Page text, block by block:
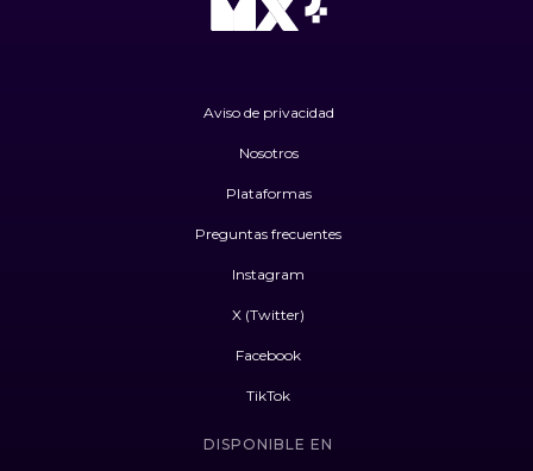
Aviso de privacidad
Nosotros
Plataformas
Preguntas frecuentes
Instagram
X (Twitter)
Facebook
TikTok
DISPONIBLE EN